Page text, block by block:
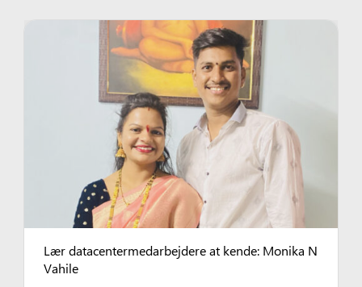
Lær datacentermedarbejdere at kende: Monika N
Vahile